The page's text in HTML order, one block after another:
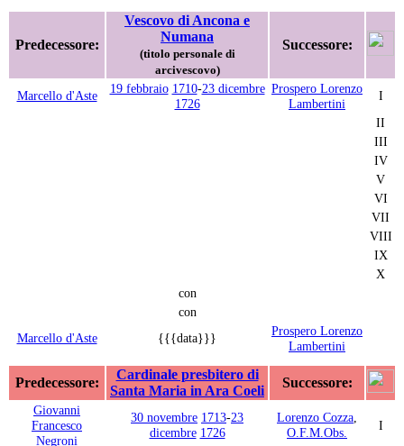
Predecessore:
Vescovo di Ancona e
Numana
(titolo personale di
arcivescovo)
Successore:
Marcello d'Aste 19 febbraio 1710-23 dicembre
1726
Prospero Lorenzo
Lambertini
I
II
III
IV
V
VI
VII
VIII
IX
X
con
con
Marcello d'Aste
{{{data}}}
Prospero Lorenzo
Lambertini
Predecessore:
Cardinale presbitero di
Santa Maria in Ara Coeli
Successore:
Giovanni
Francesco
Negroni
30 novembre 1713-23
dicembre 1726
Lorenzo Cozza
O.F.M.Obs.
I